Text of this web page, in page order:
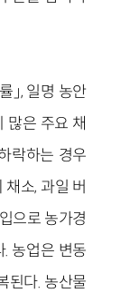
」, 일명 농안
많은 주요 채
락하는 경우
소, 과일 버
으로 농가경
농업은 변동
된다. 농산물